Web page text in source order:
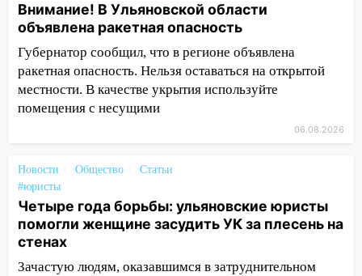
14:01 Инсценировали ДТП и получили
более 4,6 миллиона рублей: перед
судом предстанет банда
автоподставщиков
13:36 В Инзе произошел крупный пожар
обвиняли в жестоком обращении с
животными
12:28 Миллион на «льготниках»: в
Ульяновской области перевозчик
провернул хитрую схему с чужими
проездными
Внимание! В Ульяновской области
объявлена ракетная опасность
Губернатор сообщил, что в регионе объявлена
ракетная опасность. Нельзя оставаться на открытой
местности. В качестве укрытия используйте
помещения с несущими
06.08.2026
Новости Общество
Статьи
#юристы
Четыре года борьбы: ульяновские юристы
помогли женщине засудить УК за плесень на
стенах
Зачастую людям, оказавшимся в затруднительном